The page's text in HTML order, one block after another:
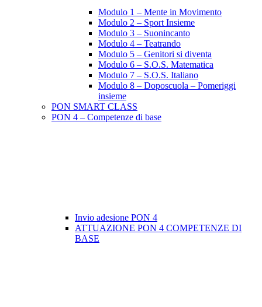
Modulo 1 – Mente in Movimento
Modulo 2 – Sport Insieme
Modulo 3 – Suonincanto
Modulo 4 – Teatrando
Modulo 5 – Genitori si diventa
Modulo 6 – S.O.S. Matematica
Modulo 7 – S.O.S. Italiano
Modulo 8 – Doposcuola – Pomeriggi
insieme
PON SMART CLASS
PON 4 – Competenze di base
Invio adesione PON 4
ATTUAZIONE PON 4 COMPETENZE DI
BASE